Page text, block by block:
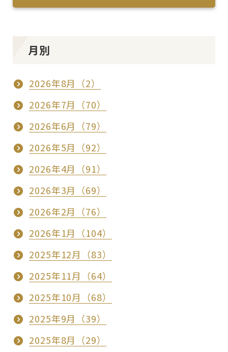
月別
2026年8月（2）
2026年7月（70）
2026年6月（79）
2026年5月（92）
2026年4月（91）
2026年3月（69）
2026年2月（76）
2026年1月（104）
2025年12月（83）
2025年11月（64）
2025年10月（68）
2025年9月（39）
2025年8月（29）